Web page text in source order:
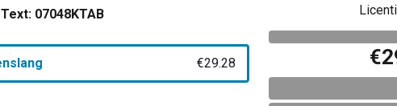
07048KTAB
€29.28